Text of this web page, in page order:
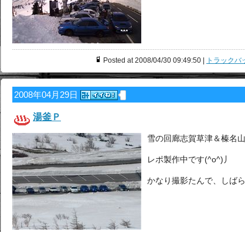
Posted at 2008/04/30 09:49:50 | トラックバ
2008年04月29日
湯釜Ｐ
雪の回廊志賀草津＆榛名山
レポ製作中です(^o^)丿
かなり撮影たんで、しば